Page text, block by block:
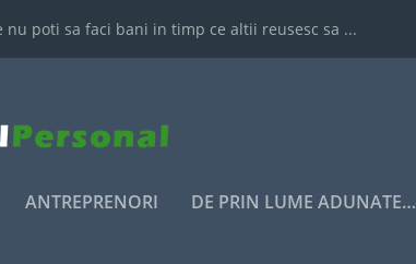
nu poti sa faci bani in timp ce altii reusesc sa ...
ANTREPRENORI DE PRIN LUME ADUNATE…